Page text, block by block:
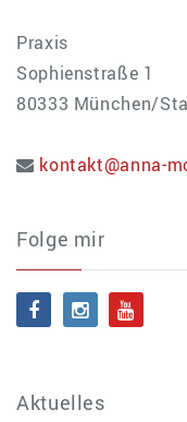
Praxis
Sophienstraße 1
80333 München/
kontakt@anna-
Folge mir
Aktuelles